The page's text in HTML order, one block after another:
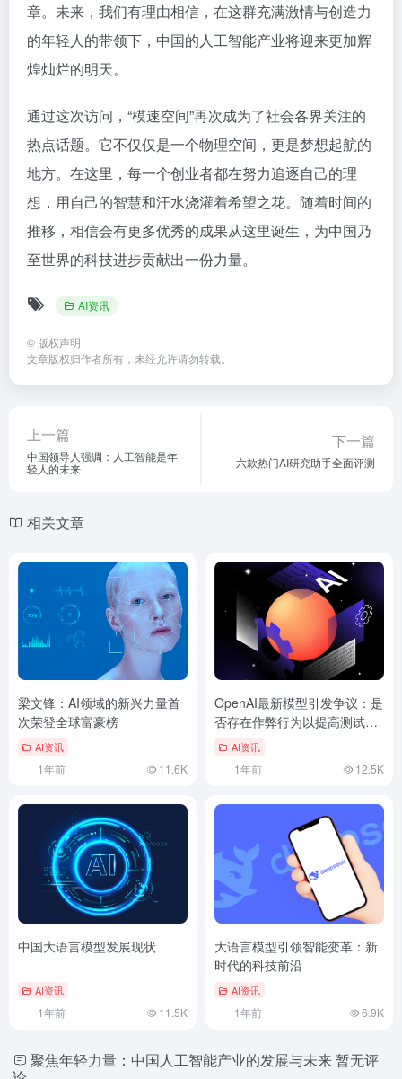
章。未来，我们有理由相信，在这群充满激情与创造力
的年轻人的带领下，中国的人工智能产业将迎来更加辉
煌灿烂的明天。
通过这次访问，“模速空间”再次成为了社会各界关注的
热点话题。它不仅仅是一个物理空间，更是梦想起航的
地方。在这里，每一个创业者都在努力追逐自己的理
想，用自己的智慧和汗水浇灌着希望之花。随着时间的
推移，相信会有更多优秀的成果从这里诞生，为中国乃
至世界的科技进步贡献出一份力量。
AI资讯
© 版权声明
文章版权归作者所有，未经允许请勿转载。
上一篇
中国领导人强调：人工智能是年
轻人的未来
下一篇
六款热门AI研究助手全面评测
相关文章
梁文锋：AI领域的新兴力量首
次荣登全球富豪榜
AI资讯
1年前 11.6K
OpenAI最新模型引发争议：是
否存在作弊行为以提高测试分
数 AI资讯
1年前 12.5K
中国大语言模型发展现状
AI资讯
1年前 11.5K
大语言模型引领智能变革：新
时代的科技前沿
AI资讯
1年前 6.9K
聚焦年轻力量：中国人工智能产业的发展与未来暂无评